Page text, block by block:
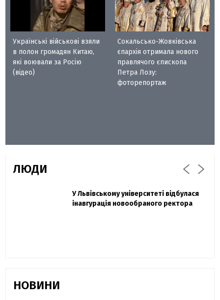
Українські військові взяли
в полон громадян Китаю,
які воювали за Росію
(відео)
Сокальсько-Жовківська
єпархія отримала нового
правлячого єпископа
Петра Лозу:
фоторепортаж
ЛЮДИ
Павло Дак
Захисник "Азовсталі" Діанов вдруге
одружився та показав фото з весілля
У Львівському університеті відбулася
інавгурація новообраного ректора
НОВИНИ